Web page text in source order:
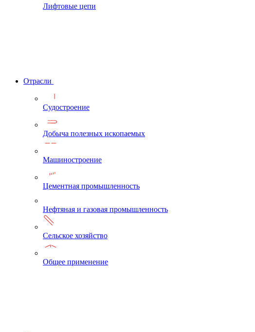
Лифтовые цепи
Отрасли
Судостроение
Добыча полезных ископаемых
Машиностроение
Цементная промышленность
Нефтяная и газовая промышленность
Сельское хозяйство
Общее применение